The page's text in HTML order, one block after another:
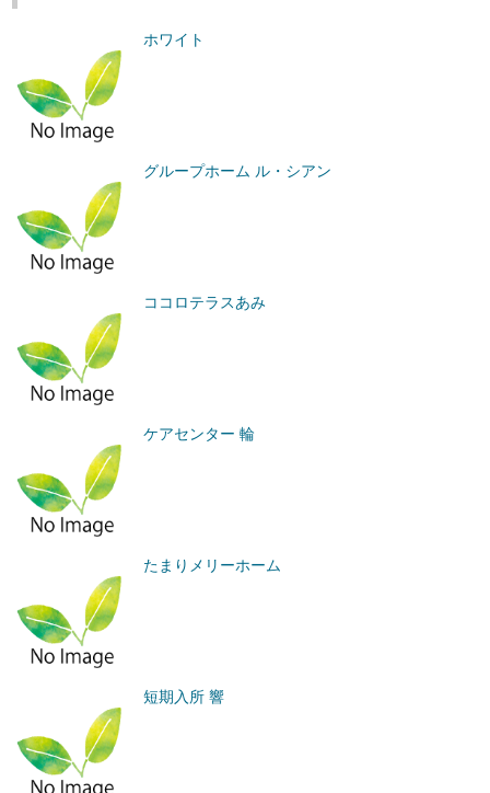
ホワイト
グループホーム ル・シアン
ココロテラスあみ
ケアセンター 輪
たまりメリーホーム
短期入所 響